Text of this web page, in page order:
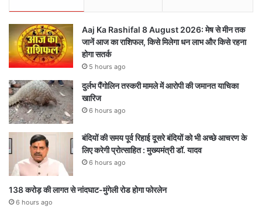
Aaj Ka Rashifal 8 August 2026: मेष से मीन तक
जानें आज का राशिफल, किसे मिलेगा धन लाभ और किसे रहना
होगा सतर्क
5 hours ago
दुर्लभ पैंगोलिन तस्करी मामले में आरोपी की जमानत याचिका
खारिज
6 hours ago
बंदियों की समय पूर्व रिहाई दूसरे बंदियों को भी अच्छे आचरण के
लिए करेगी प्रोत्साहित : मुख्यमंत्री डॉ. यादव
6 hours ago
138 करोड़ की लागत से नांदघाट-मुंगेली रोड होगा फोरलेन
6 hours ago